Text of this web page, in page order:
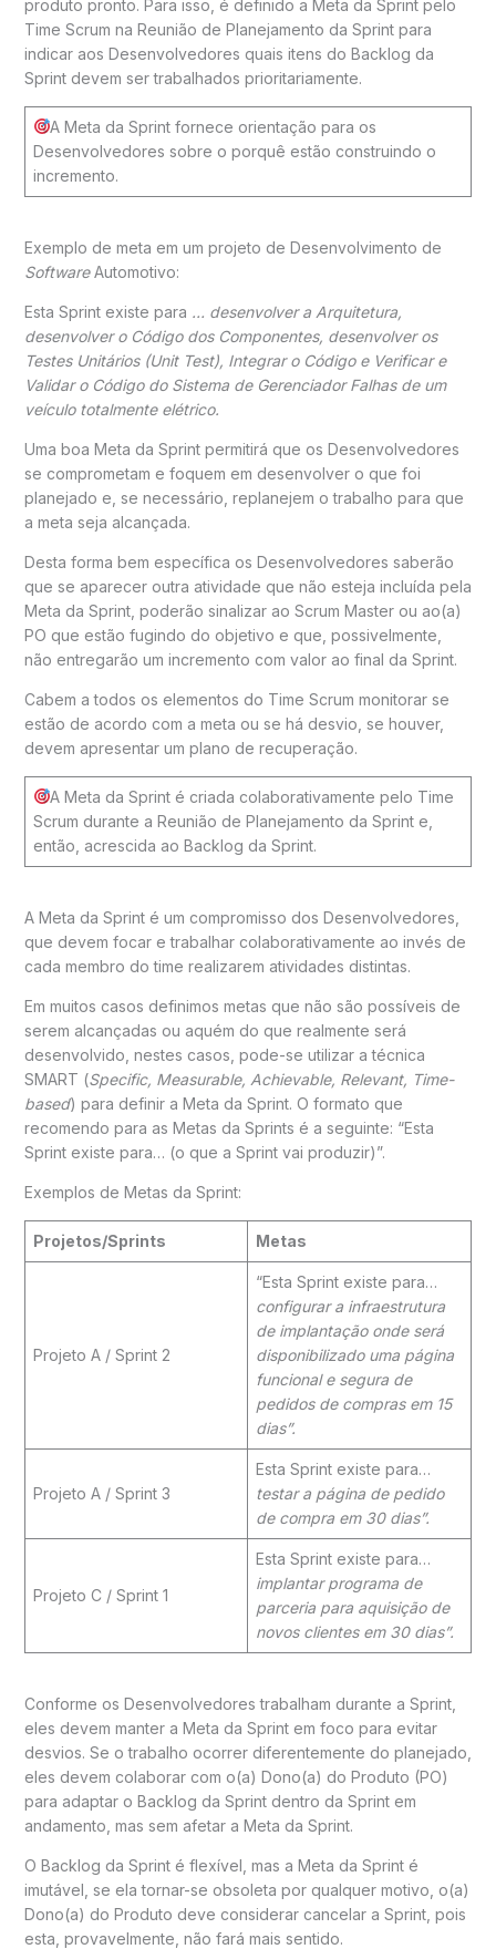
produto pronto. Para isso, é definido a Meta da Sprint pelo
Time Scrum na Reunião de Planejamento da Sprint para
indicar aos Desenvolvedores quais itens do Backlog da
Sprint devem ser trabalhados prioritariamente.
A Meta da Sprint fornece orientação para os
Desenvolvedores sobre o porquê estão construindo o
incremento.
Exemplo de meta em um projeto de Desenvolvimento de
SoftwareAutomotivo:
Esta Sprint existe para … desenvolver a Arquitetura,
desenvolver o Código dos Componentes, desenvolver os
Testes Unitários (Unit Test), Integrar o Código e Verificar e
Validar o Código do Sistema de Gerenciador Falhas de um
veículo totalmente elétrico.
Uma boa Meta da Sprint permitirá que os Desenvolvedores
se comprometam e foquem em desenvolver o que foi
planejado e, se necessário, replanejem o trabalho para que
a meta seja alcançada.
Desta forma bem específica os Desenvolvedores saberão
que se aparecer outra atividade que não esteja incluída pela
Meta da Sprint, poderão sinalizar ao Scrum Master ou ao(a)
PO que estão fugindo do objetivo e que, possivelmente,
não entregarão um incremento com valor ao final da Sprint.
Cabem a todos os elementos do Time Scrum monitorar se
estão de acordo com a meta ou se há desvio, se houver,
devem apresentar um plano de recuperação.
A Meta da Sprint é criada colaborativamente pelo Time
Scrum durante a Reunião de Planejamento da Sprint e,
então, acrescida ao Backlog da Sprint.
A Meta da Sprint é um compromisso dos Desenvolvedores,
que devem focar e trabalhar colaborativamente ao invés de
cada membro do time realizarem atividades distintas.
Em muitos casos definimos metas que não são possíveis de
serem alcançadas ou aquém do que realmente será
desenvolvido, nestes casos, pode-se utilizar a técnica
SMART (Specific, Measurable, Achievable, Relevant, Time-
based) para definir a Meta da Sprint. O formato que
recomendo para as Metas da Sprints é a seguinte: “Esta
Sprint existe para… (o que a Sprint vai produzir)”.
Exemplos de Metas da Sprint:
Projetos/Sprints Metas
Projeto A / Sprint 2
“Esta Sprint existe para…
configurar a infraestrutura
de implantação onde será
disponibilizado uma página
funcional e segura de
pedidos de compras em 15
dias”.
Projeto A / Sprint 3
Esta Sprint existe para…
testar a página de pedido
de compra em 30 dias”.
Projeto C / Sprint 1
Esta Sprint existe para…
implantar programa de
parceria para aquisição de
novos clientes em 30 dias”.
Conforme os Desenvolvedores trabalham durante a Sprint,
eles devem manter a Meta da Sprint em foco para evitar
desvios. Se o trabalho ocorrer diferentemente do planejado,
eles devem colaborar com o(a) Dono(a) do Produto (PO)
para adaptar o Backlog da Sprint dentro da Sprint em
andamento, mas sem afetar a Meta da Sprint.
O Backlog da Sprint é flexível, mas a Meta da Sprint é
imutável, se ela tornar-se obsoleta por qualquer motivo, o(a)
Dono(a) do Produto deve considerar cancelar a Sprint, pois
esta, provavelmente, não fará mais sentido.